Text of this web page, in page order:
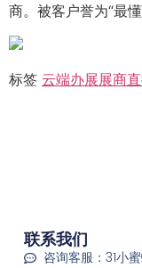
商。被客户誉为“最
标签 云端办展展商
联系我们
咨询客服：31小